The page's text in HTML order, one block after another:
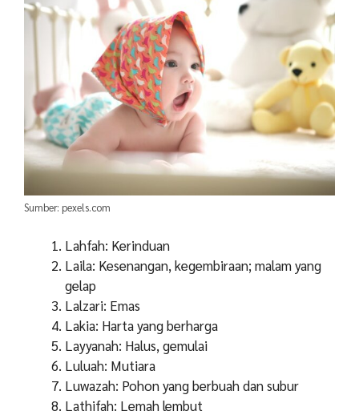
Sumber: pexels.com
Lahfah: Kerinduan
Laila: Kesenangan, kegembiraan; malam yang
gelap
Lalzari: Emas
Lakia: Harta yang berharga
Layyanah: Halus, gemulai
Luluah: Mutiara
Luwazah: Pohon yang berbuah dan subur
Lathifah: Lemah lembut